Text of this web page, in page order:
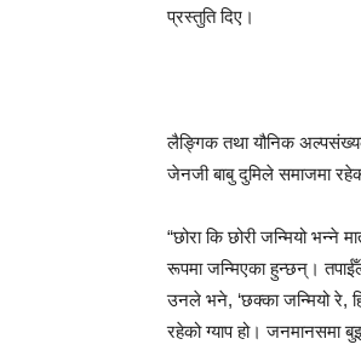
प्रस्तुति दिए।
लैङ्गिक तथा यौनिक
जेनजी बाबु दुमिले समाजमा
“छोरा कि छोरी जन्मियो भन्ने
रूपमा जन्मिएका हुन्छन्।
उनले भने, ‘छक्का जन्मियो रे,
रहेको ग्याप हो। जनमानसमा